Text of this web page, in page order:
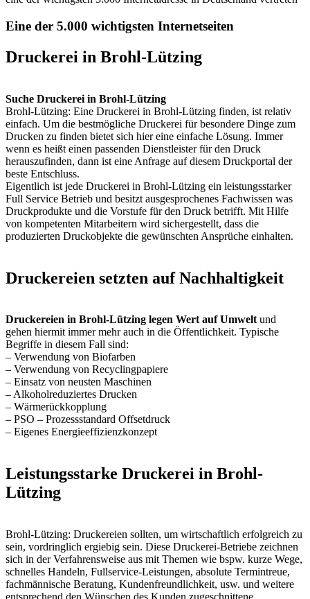
Eine der 5.000 wichtigsten Internetseiten
Druckerei in Brohl-Lützing
Suche Druckerei in Brohl-Lützing
Brohl-Lützing: Eine Druckerei in Brohl-Lützing finden, ist relativ
einfach. Um die bestmögliche Druckerei für besondere Dinge zum
Drucken zu finden bietet sich hier eine einfache Lösung. Immer
wenn es heißt einen passenden Dienstleister für den Druck
herauszufinden, dann ist eine Anfrage auf diesem Druckportal der
beste Entschluss.
Eigentlich ist jede Druckerei in Brohl-Lützing ein leistungsstarker
Full Service Betrieb und besitzt ausgesprochenes Fachwissen was
Druckprodukte und die Vorstufe für den Druck betrifft. Mit Hilfe
von kompetenten Mitarbeitern wird sichergestellt, dass die
produzierten Druckobjekte die gewünschten Ansprüche einhalten.
Druckereien setzten auf Nachhaltigkeit
Druckereien in Brohl-Lützing legen Wert auf Umweltund
gehen hiermit immer mehr auch in die Öffentlichkeit. Typische
Begriffe in diesem Fall sind:
– Verwendung von Biofarben
– Verwendung von Recyclingpapiere
– Einsatz von neusten Maschinen
– Alkoholreduziertes Drucken
– Wärmerückkopplung
– PSO – Prozessstandard Offsetdruck
– Eigenes Energieeffizienzkonzept
Leistungsstarke Druckerei in Brohl-
Lützing
Brohl-Lützing: Druckereien sollten, um wirtschaftlich erfolgreich zu
sein, vordringlich ergiebig sein. Diese Druckerei-Betriebe zeichnen
sich in der Verfahrensweise aus mit Themen wie bspw. kurze Wege,
schnelles Handeln, Fullservice-Leistungen, absolute Termintreue,
fachmännische Beratung, Kundenfreundlichkeit, usw. und weitere